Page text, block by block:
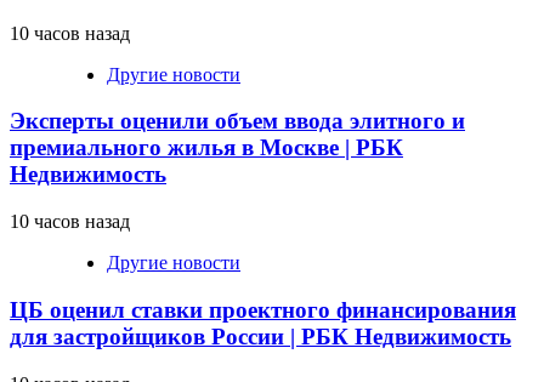
10 часов назад
Другие новости
Эксперты оценили объем ввода элитного и
премиального жилья в Москве | РБК
Недвижимость
10 часов назад
Другие новости
ЦБ оценил ставки проектного финансирования
для застройщиков России | РБК Недвижимость